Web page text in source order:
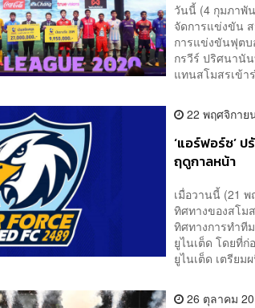
วันนี้ (4 กุมภาพั
จัดการแข่งขัน
การแข่งขันฟุตบ
กรวีร์ ปริศนานั
แทนสโมสรเข้
22 พฤศจิกาย
‘แอร์ฟอร์ซ’
ฤดูกาลหน้า
เมื่อวานนี้ (21 พ
ทิศทางของสโม
ทิศทางการทำที
ยูไนเต็ด โดยที่
ยูไนเต็ด ​เตรียม
26 ตุลาคม